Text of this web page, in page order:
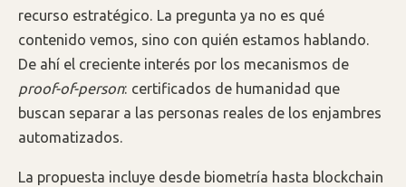
recurso estratégico. La pregunta ya no es qué
contenido vemos, sino con quién estamos hablando.
De ahí el creciente interés por los mecanismos de
proof-of-person: certificados de humanidad que
buscan separar a las personas reales de los enjambres
automatizados.
La propuesta incluye desde biometría hasta blockchain